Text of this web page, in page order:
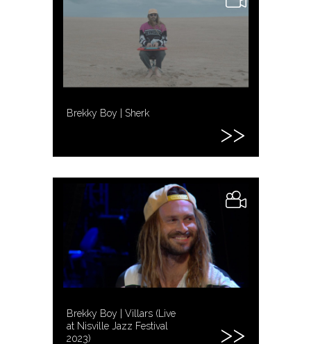
Brekky Boy | Sherk
Brekky Boy | Villars (Live
at Nisville Jazz Festival
2023)